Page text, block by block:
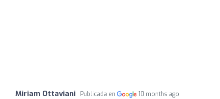
Miriam Ottaviani Publicada en 10 months ago